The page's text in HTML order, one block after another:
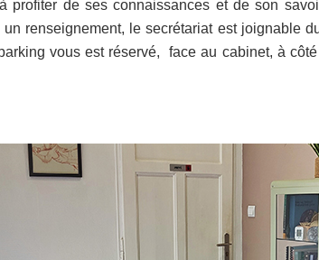
profiter de ses connaissances et de son
renseignement, le secrétariat est
vous est réservé, face au cabinet, à